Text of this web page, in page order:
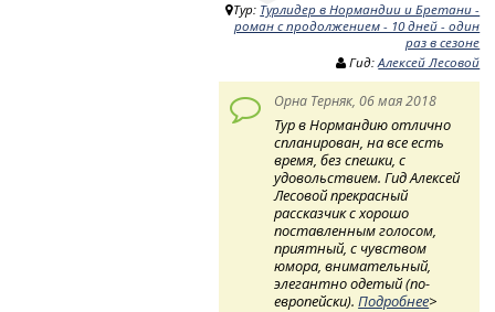
Тур: Турлидер в Нормандии и Бретани -
роман с продолжением - 10 дней - один
раз в сезоне
Гид:Алексей Лесовой
Орна Терняк, 06 мая 2018
Тур в Нормандию отлично
спланирован, на все есть
время, без спешки, с
удовольствием. Гид Алексей
Лесовой прекрасный
рассказчик с хорошо
поставленным голосом,
приятный, с чувством
юмора, внимательный,
элегантно одетый (по-
европейски).Подробнее>